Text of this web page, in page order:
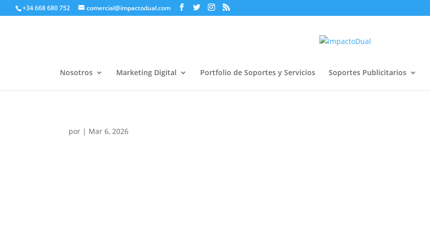
+34 668 680 752 comercial@impactodual.com
Nosotros Marketing Digital Portfolio de Soportes y Servicios Soportes Publicitarios
por | Mar 6, 2026